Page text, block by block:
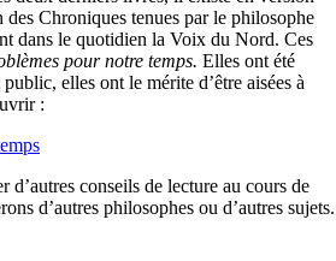
Chroniques tenues par le philosophe
dans le quotidien la Voix du Nord. Ces
pour notre temps. Elles ont été
elles ont le mérite d’être aisées à
:
d’autres conseils de lecture au cours de
d’autres philosophes ou d’autres sujets.